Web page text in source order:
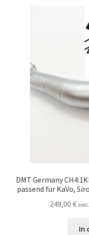
DMT Germany
passend für KaVo,
249,00 €
In